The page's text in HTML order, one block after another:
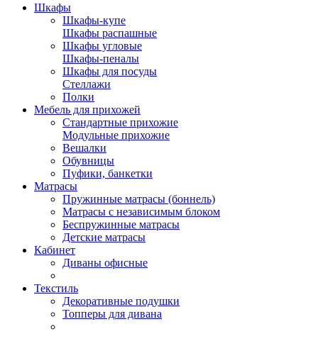
Шкафы
Шкафы-купе
Шкафы распашные
Шкафы угловые
Шкафы-пеналы
Шкафы для посуды
Стеллажи
Полки
Мебель для прихожей
Стандартные прихожие
Модульные прихожие
Вешалки
Обувницы
Пуфики, банкетки
Матрасы
Пружинные матрасы (боннель)
Матрасы с независимым блоком
Беспружинные матрасы
Детские матрасы
Кабинет
Диваны офисные
Текстиль
Декоративные подушки
Топперы для дивана